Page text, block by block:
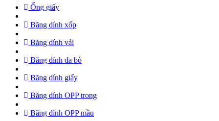
Ống giấy
Băng dính xốp
Băng dính vải
Băng dính da bò
Băng dính giấy
Băng dính OPP trong
Băng dính OPP mầu